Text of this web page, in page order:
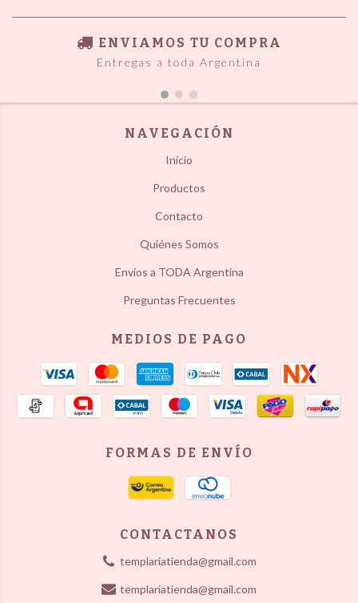
ENVIAMOS TU COMPRA
Entregas a toda Argentina
NAVEGACIÓN
Inicio
Productos
Contacto
Quiénes Somos
Envios a TODA Argentina
Preguntas Frecuentes
MEDIOS DE PAGO
FORMAS DE ENVÍO
CONTACTANOS
templariatienda@gmail.com
templariatienda@gmail.com